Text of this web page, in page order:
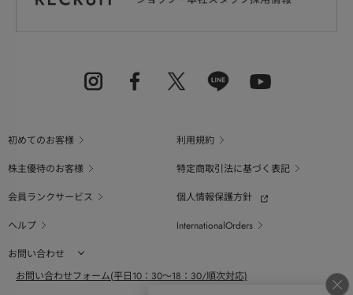
初めてのお客様
利用規約
株主優待のお客様
特定商取引法に基づく表記
会員ランクサービス
個人情報保護方針
ヘルプ
InternationalOrders
お問い合わせ
お問い合わせフォーム(平日10：30～18：30/順次対応)